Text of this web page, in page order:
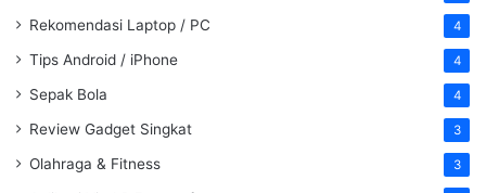
Rekomendasi Laptop / PC 4
Tips Android / iPhone 4
Sepak Bola 4
Review Gadget Singkat 3
Olahraga & Fitness 3